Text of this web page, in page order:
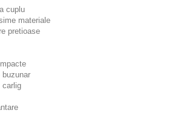
cuplu
materiale
pretioase
buzunar
carlig